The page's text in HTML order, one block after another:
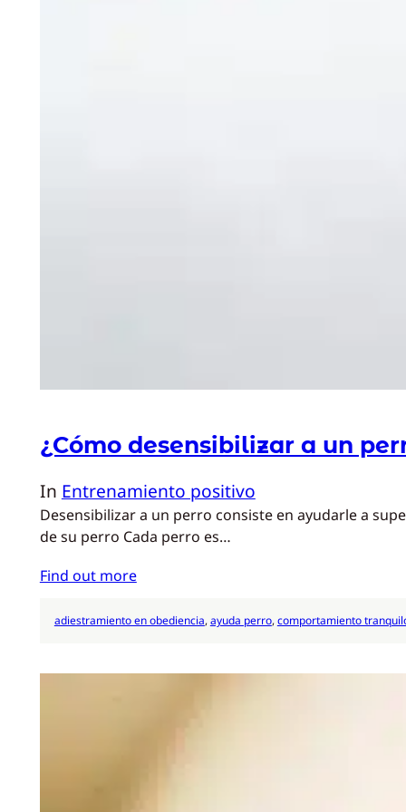
¿Cómo desensibilizar a un
In Entrenamiento positivo
Desensibilizar a un perro consiste en ayudarle a
de su perro Cada perro es…
Find out more
adiestramiento en obediencia, ayuda perro, comportamiento